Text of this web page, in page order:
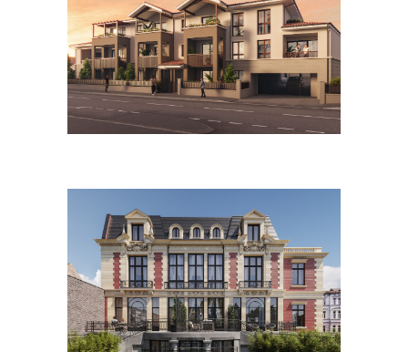
Septembre 2023
Juillet 2023